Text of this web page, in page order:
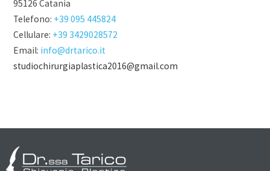
95126 Catania
Telefono: +39 095 445824
Cellulare: +39 3429028572
Email: info@drtarico.it
studiochirurgiaplastica2016@gmail.com